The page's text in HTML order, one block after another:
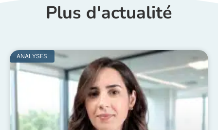
Plus d'actualité
ANALYSES